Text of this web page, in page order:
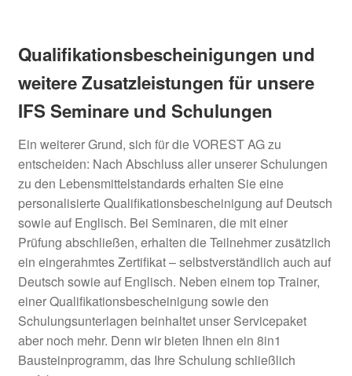
Qualifikationsbescheinigungen und
weitere Zusatzleistungen für unsere
IFS Seminare und Schulungen
Ein weiterer Grund, sich für die VOREST AG zu
entscheiden: Nach Abschluss aller unserer Schulungen
zu den Lebensmittelstandards erhalten Sie eine
personalisierte Qualifikationsbescheinigung auf Deutsch
sowie auf Englisch. Bei Seminaren, die mit einer
Prüfung abschließen, erhalten die Teilnehmer zusätzlich
ein eingerahmtes Zertifikat – selbstverständlich auch auf
Deutsch sowie auf Englisch. Neben einem top Trainer,
einer Qualifikationsbescheinigung sowie den
Schulungsunterlagen beinhaltet unser Servicepaket
aber noch mehr. Denn wir bieten Ihnen ein 8in1
Bausteinprogramm, das Ihre Schulung schließlich